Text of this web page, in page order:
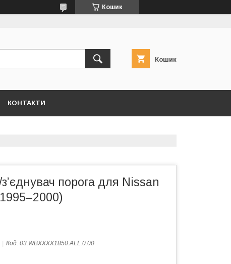
Кошик
Кошик
КОНТАКТИ
порога для Nissan
Код: 03.WBXXXX1850.ALL.0.00